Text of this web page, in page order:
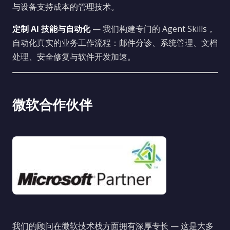
与设备支持成本的管理技术。
定制 AI 技能与自动化— 我们构建专门的 Agent Skills，
自动化真实的业务工作流程：邮件分诊、系统管理、文档
处理、安全修复与软件开发加速。
微软合作伙伴
我们的顾问在微软技术栈方面拥有深厚专长 — 这是大多